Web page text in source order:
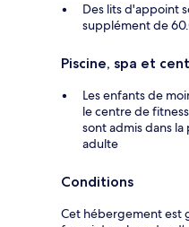
Des lits d'appoint
supplément de
Piscine, spa et
Les enfants de
le centre de
sont admis dans
adulte
Conditions
Cet hébergement est